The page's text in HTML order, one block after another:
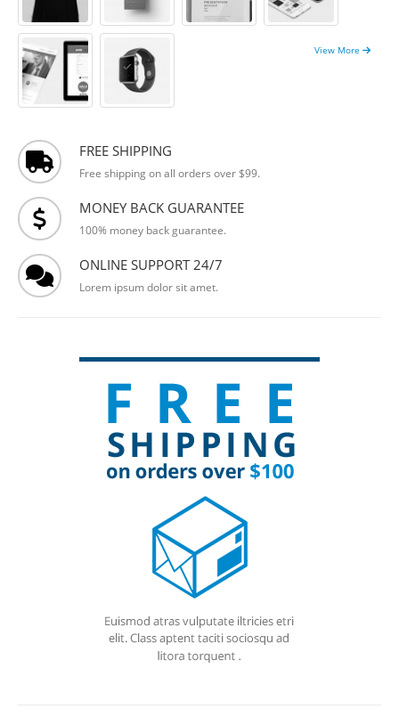
View More
FREE SHIPPING
Free shipping on all orders over $99.
MONEY BACK GUARANTEE
100% money back guarantee.
ONLINE SUPPORT 24/7
Lorem ipsum dolor sit amet.